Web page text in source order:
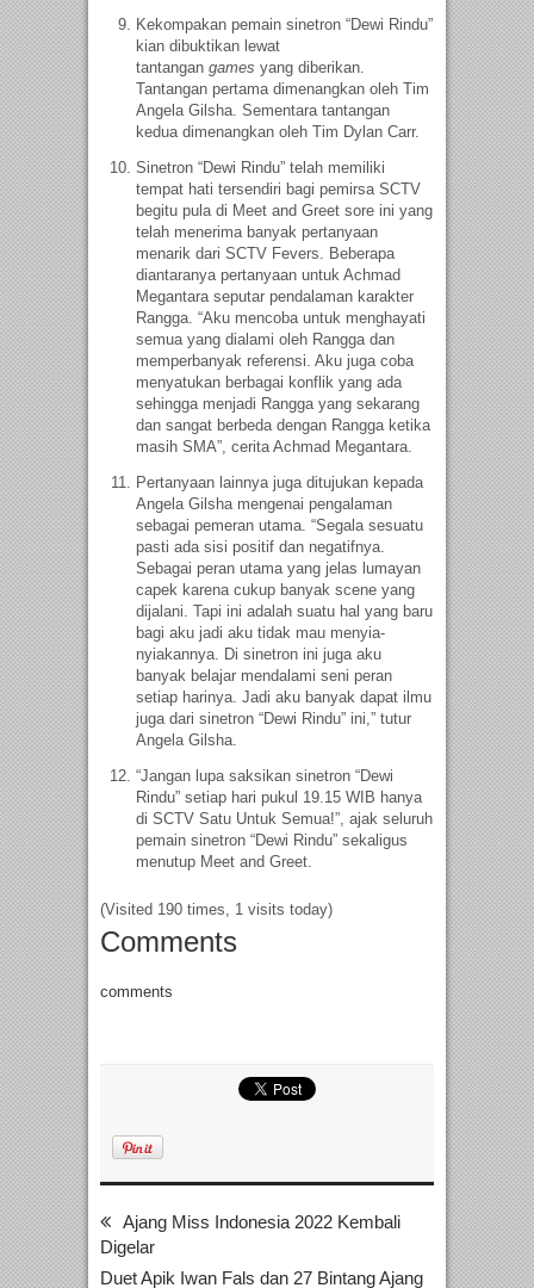
Kekompakan pemain sinetron “Dewi Rindu”
kian dibuktikan lewat
tantangan games yang diberikan.
Tantangan pertama dimenangkan oleh Tim
Angela Gilsha. Sementara tantangan
kedua dimenangkan oleh Tim Dylan Carr.
Sinetron “Dewi Rindu” telah memiliki
tempat hati tersendiri bagi pemirsa SCTV
begitu pula di Meet and Greet sore ini yang
telah menerima banyak pertanyaan
menarik dari SCTV Fevers. Beberapa
diantaranya pertanyaan untuk Achmad
Megantara seputar pendalaman karakter
Rangga. “Aku mencoba untuk menghayati
semua yang dialami oleh Rangga dan
memperbanyak referensi. Aku juga coba
menyatukan berbagai konflik yang ada
sehingga menjadi Rangga yang sekarang
dan sangat berbeda dengan Rangga ketika
masih SMA”, cerita Achmad Megantara.
Pertanyaan lainnya juga ditujukan kepada
Angela Gilsha mengenai pengalaman
sebagai pemeran utama. “Segala sesuatu
pasti ada sisi positif dan negatifnya.
Sebagai peran utama yang jelas lumayan
capek karena cukup banyak scene yang
dijalani. Tapi ini adalah suatu hal yang baru
bagi aku jadi aku tidak mau menyia-
nyiakannya. Di sinetron ini juga aku
banyak belajar mendalami seni peran
setiap harinya. Jadi aku banyak dapat ilmu
juga dari sinetron “Dewi Rindu” ini,” tutur
Angela Gilsha.
“Jangan lupa saksikan sinetron “Dewi
Rindu” setiap hari pukul 19.15 WIB hanya
di SCTV Satu Untuk Semua!”, ajak seluruh
pemain sinetron “Dewi Rindu” sekaligus
menutup Meet and Greet.
(Visited 190 times, 1 visits today)
Comments
comments
Ajang Miss Indonesia 2022 Kembali
Digelar
Duet Apik Iwan Fals dan 27 Bintang Ajang